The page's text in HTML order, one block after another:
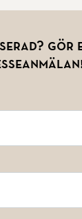
Gör